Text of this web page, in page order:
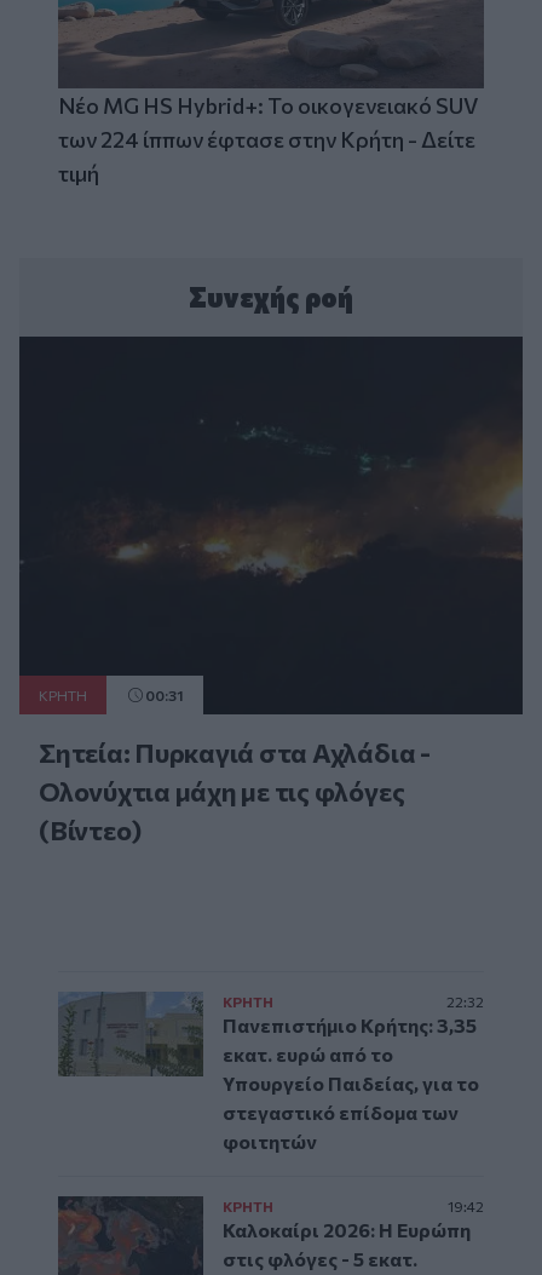
Νέο MG HS Hybrid+: Το οικογενειακό SUV
των 224 ίππων έφτασε στην Κρήτη - Δείτε
τιμή
Συνεχής ροή
ΚΡΗΤΗ 00:31
Σητεία: Πυρκαγιά στα Αχλάδια -
Ολονύχτια μάχη με τις φλόγες
(Βίντεο)
ΚΡΗΤΗ 22:32
Πανεπιστήμιο Κρήτης: 3,35
εκατ. ευρώ από το
Υπουργείο Παιδείας, για το
στεγαστικό επίδομα των
φοιτητών
ΚΡΗΤΗ 19:42
Καλοκαίρι 2026: Η Ευρώπη
στις φλόγες - 5 εκατ.